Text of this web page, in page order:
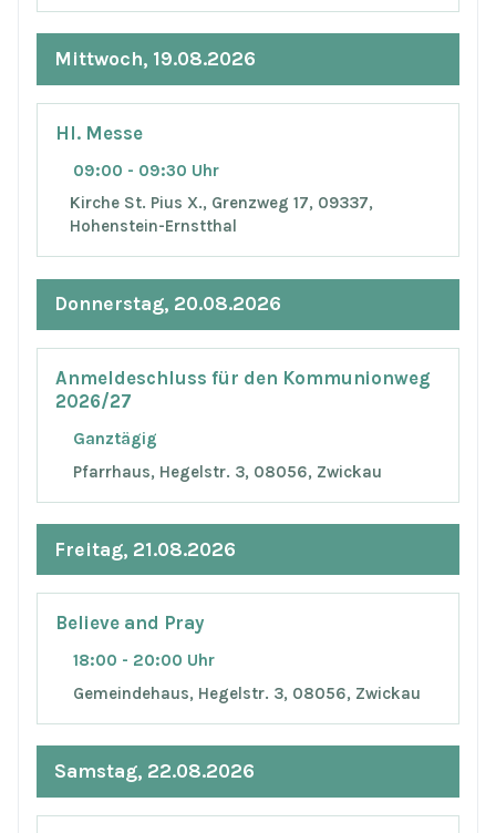
Mittwoch, 19.08.2026
Hl. Messe
09:00 - 09:30 Uhr
Kirche St. Pius X., Grenzweg 17, 09337,
Hohenstein-Ernstthal
Donnerstag, 20.08.2026
Anmeldeschluss für den Kommunionweg
2026/27
Ganztägig
Pfarrhaus, Hegelstr. 3, 08056, Zwickau
Freitag, 21.08.2026
Believe and Pray
18:00 - 20:00 Uhr
Gemeindehaus, Hegelstr. 3, 08056, Zwickau
Samstag, 22.08.2026